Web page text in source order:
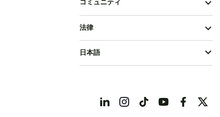
コミュニティ
法律
日本語